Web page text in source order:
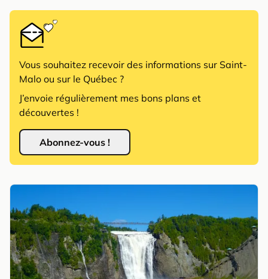
Vous souhaitez recevoir des informations sur Saint-
Malo ou sur le Québec ?
J’envoie régulièrement mes bons plans et
découvertes !
Abonnez-vous !